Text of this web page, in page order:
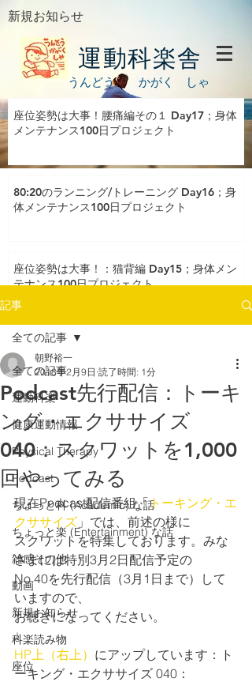
新規お知らせ
運動科楽舎
うんどう かがく しゃ
座位姿勢は大事！腰痛編その１ Day17；身体
メンテナンス100日プロジェクト
80:20のランニング/トレーニング Day16；身
体メンテナンス100日プロジェクト
座位姿勢は大事！：猫背編 Day15；身体メン
テナンス100日プロジェクト
記事
全ての記事
運動科楽
健康運動情報
Physical Therapy
Podcast
ちょっと科 (Academic) な話
ちょっと楽 (Entertainment) な話
雑感その他
動画
新規お知らせ
科楽読み物
座位
全ての記事
Podcast先行配信：トーキ
ング・エクササイズ
040：スクワットを1,000
回やってみる
朝野裕一
2018年2月9日 読了時間: 1分
現在Podcast配信番組「トーキング・エ
クササイズ 」では、前述の様に
スクワットを特集しております。みな
さまには特別3月2日配信予定の
No.40を先行配信（3月1日まで）して
いますので、
お聴きになってください。
↓
HP上（右上） にアップしています：ト
ーキング・エクササイズ 040：